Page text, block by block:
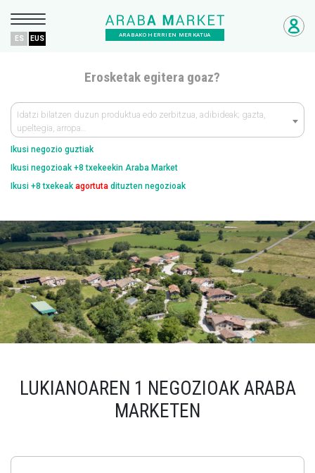
ARABAKO HERRIEN MERKATUA
ES EUS
Erosketak egitera goaz?
Idatzi bilatzen duzun produktua edo zerbitzua, adibideak; gazta,
upeltegia, arropa…
Ikusi negozio guztiak
Ikusi negozioak +8 txekeekin Araba Market
Ikusi +8 txekeak agortuta dituzten negozioak
LUKIANOAREN 1 NEGOZIOAK ARABA
MARKETEN